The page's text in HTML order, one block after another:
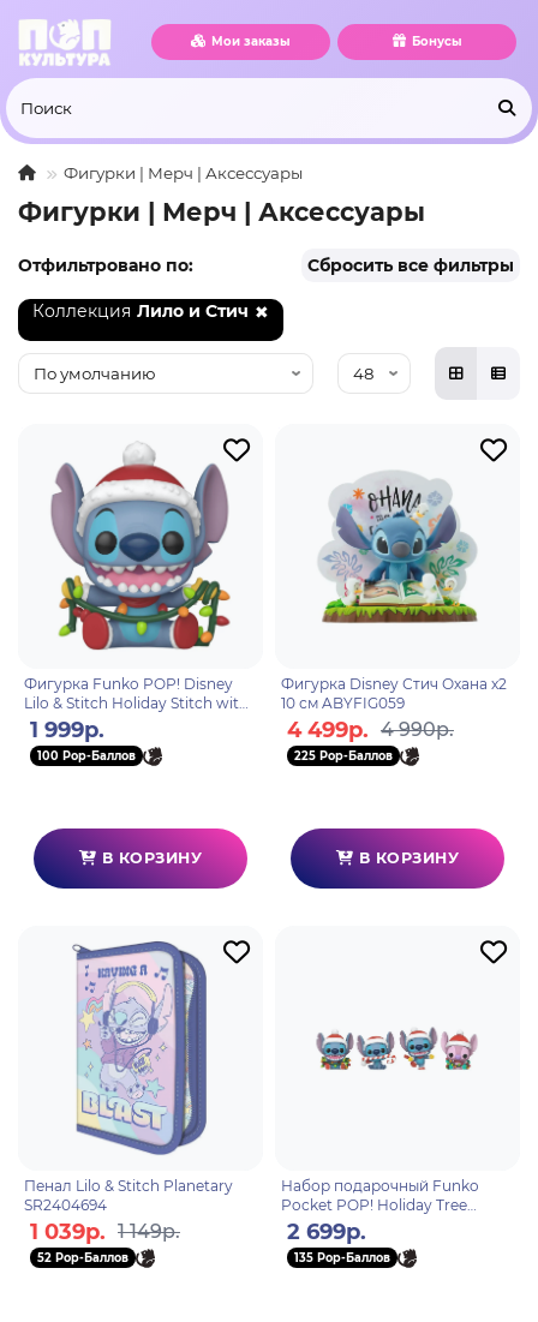
Мои заказы Бонусы
Фигурки | Мерч | Аксессуары
Фигурки | Мерч | Аксессуары
Отфильтровано по: Сбросить все фильтры
Коллекция Лило и Стич
Фигурка Funko POP! Disney
Lilo & Stitch Holiday Stitch with
Lights (1504) 80038
1 999р.
100 Pop-Баллов
В КОРЗИНУ
Фигурка Disney Стич Охана x2
10 см ABYFIG059
4 499р. 4 990р.
225 Pop-Баллов
В КОРЗИНУ
Пенал Lilo & Stitch Planetary
SR2404694
1 039р. 1 149р.
52 Pop-Баллов
Набор подарочный Funko
Pocket POP! Holiday Tree
Disney Lilo & Stitch Stitch 4
фигурки 86092
2 699р.
135 Pop-Баллов